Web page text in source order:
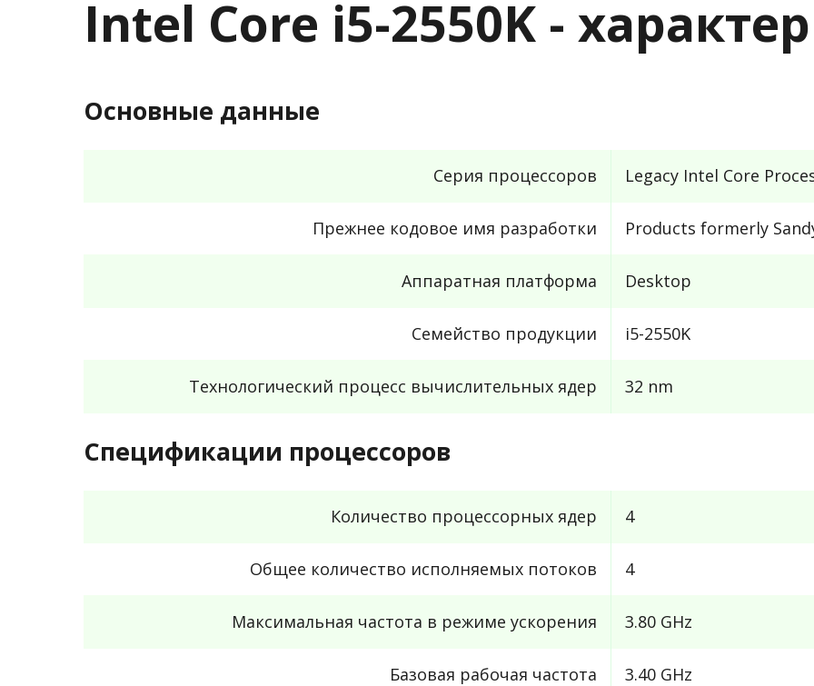
Intel Core i5-2550K -
Основные данные
Серия процессоров Legacy Intel Core
Прежнее кодовое имя разработки Products formerly
Аппаратная платформа Desktop
Семейство продукции i5-2550K
Технологический процесс вычислительных ядер 32 nm
Спецификации процессоров
Количество процессорных ядер 4
Общее количество исполняемых потоков 4
Максимальная частота в режиме ускорения 3.80 GHz
Базовая рабочая частота 3.40 GHz